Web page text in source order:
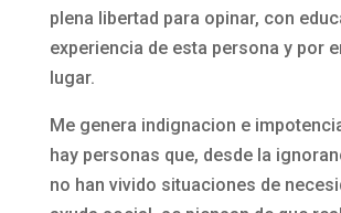
plena libertad para opinar, con
experiencia de esta persona y por
lugar.
Me genera indignacion e
hay personas que, desde la
no han vivido situaciones de